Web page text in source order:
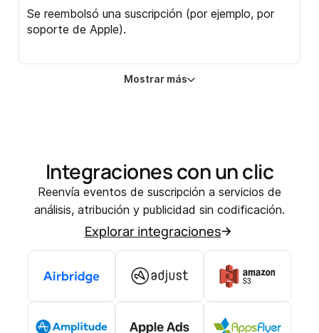
Se reembolsó una suscripción (por ejemplo, por
soporte de Apple).
Mostrar más
Integraciones con un clic
Reenvía eventos de suscripción a servicios de
análisis, atribución y publicidad sin codificación.
Explorar integraciones